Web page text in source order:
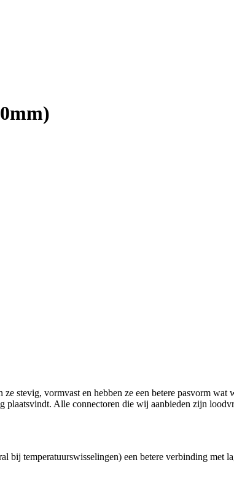
stevig, vormvast en hebben ze een betere pasvorm
Alle connectoren die wij aanbieden zijn
temperatuurswisselingen) een betere verbinding met